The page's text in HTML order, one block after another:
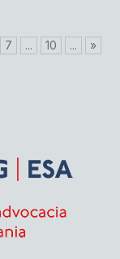
7 ... 10 ...
»